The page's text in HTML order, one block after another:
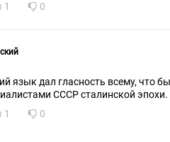
1 0
язык дал гласность всему, что
СССР сталинской эпохи.
1 0